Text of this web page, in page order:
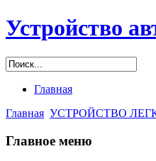
Устройство
Главная
Главная УСТРОЙСТВО
Главное меню